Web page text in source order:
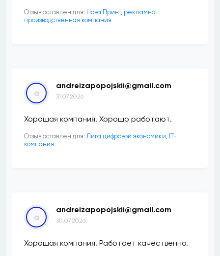
Отзыв оставлен для: Нова Принт, рекламно-
производственная компания
a
andreizapopojskii@gmail.com
31.07.2026
Хорошая компания. Хорошо работают.
Отзыв оставлен для: Лига цифровой экономики, IT-
компания
a
andreizapopojskii@gmail.com
30.07.2026
Хорошая компания. Работает качественно.